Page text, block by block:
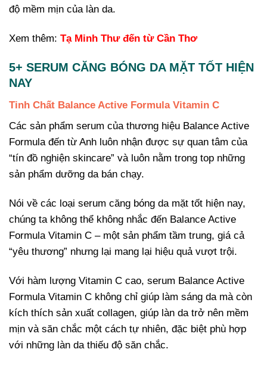
độ mềm mịn của làn da.
Xem thêm: Tạ Minh Thư đến từ Cần Thơ
5+ SERUM CĂNG BÓNG DA MẶT TỐT HIỆN
NAY
Tinh Chất Balance Active Formula Vitamin C
Các sản phẩm serum của thương hiệu Balance Active
Formula đến từ Anh luôn nhận được sự quan tâm của
“tín đồ nghiện skincare” và luôn nằm trong top những
sản phẩm dưỡng da bán chạy.
Nói về các loại serum căng bóng da mặt tốt hiện nay,
chúng ta không thể không nhắc đến Balance Active
Formula Vitamin C – một sản phẩm tầm trung, giá cả
“yêu thương” nhưng lại mang lại hiệu quả vượt trội.
Với hàm lượng Vitamin C cao, serum Balance Active
Formula Vitamin C không chỉ giúp làm sáng da mà còn
kích thích sản xuất collagen, giúp làn da trở nên mềm
mịn và săn chắc một cách tự nhiên, đặc biệt phù hợp
với những làn da thiếu độ săn chắc.